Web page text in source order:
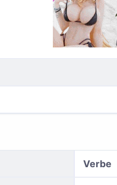
Verbe